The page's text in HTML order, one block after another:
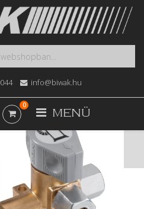
info@biwak.hu
MENÜ
0
Fűtés, Bojler, Gázkészülék